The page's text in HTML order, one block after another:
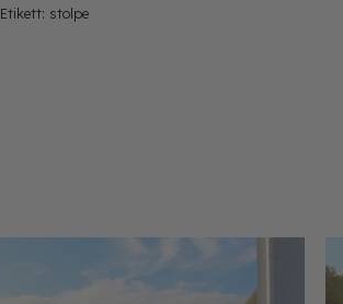
Etikett: stolpe